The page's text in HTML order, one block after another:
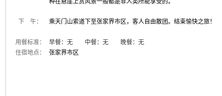
种在悬崖上赏风景一般都是非人类所能享受的。
下 午： 乘天门山索道下至张家界市区，客人自由散团。结束愉快之旅！
用餐标准：
早餐：无 中餐：无 晚餐：无
住宿地点：
张家界市区